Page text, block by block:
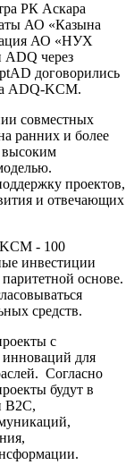
РК Аскара
АО «Казына
АО «НУХ
ADQ через
договорились
ADQ-KCM.
совместных
ранних и более
высоким
проектов,
и отвечающих
- 100
инвестиции
основе.
средств.
с
инноваций для
Согласно
будут в
B2C,